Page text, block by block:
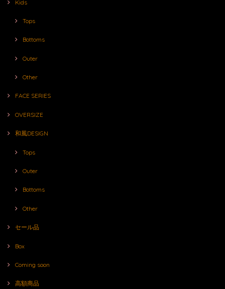
Kids
Tops
Bottoms
Outer
Other
FACE SERIES
OVERSIZE
和風DESIGN
Tops
Outer
Bottoms
Other
セール品
Box
Coming soon
高額商品